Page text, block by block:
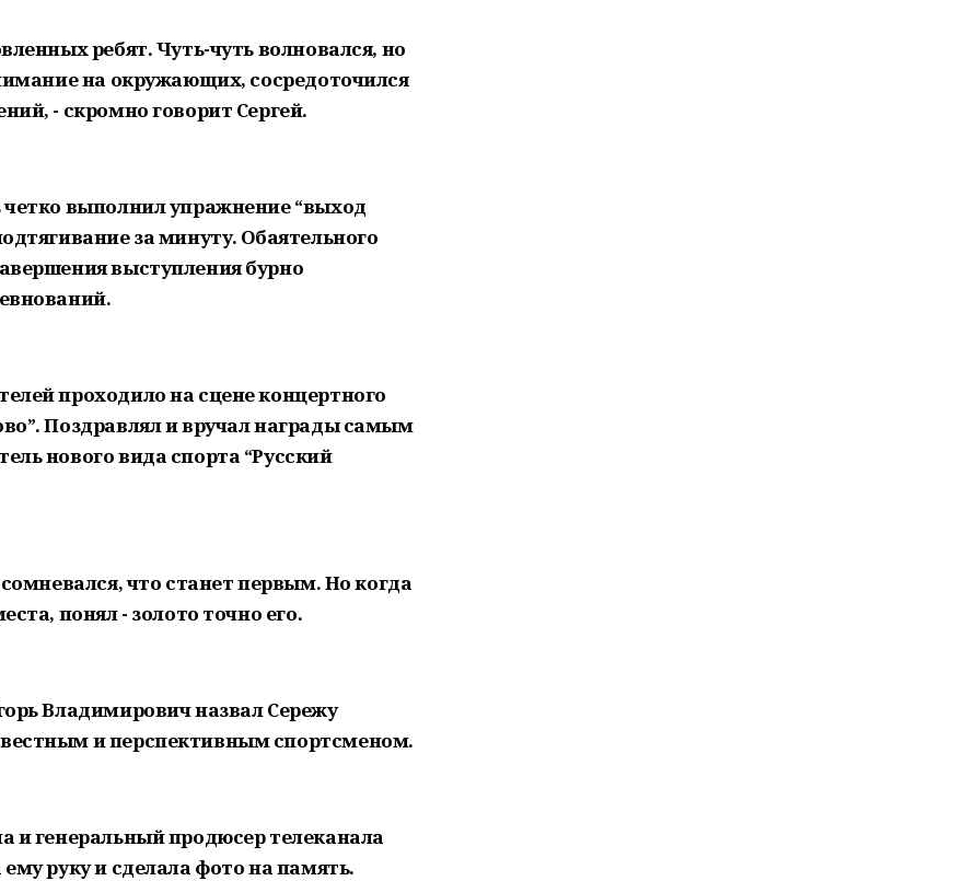
ребят. Чуть-чуть волновался, но
на окружающих, сосредоточился
- скромно говорит Сергей.
выполнил упражнение “выход
за минуту. Обаятельного
выступления бурно
проходило на сцене концертного
Поздравлял и вручал награды самым
нового вида спорта “Русский
что станет первым. Но когда
понял - золото точно его.
Владимирович назвал Сережу
и перспективным спортсменом.
и генеральный продюсер телеканала
руку и сделала фото на память.